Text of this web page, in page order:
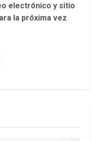
electrónico y sitio
la próxima vez